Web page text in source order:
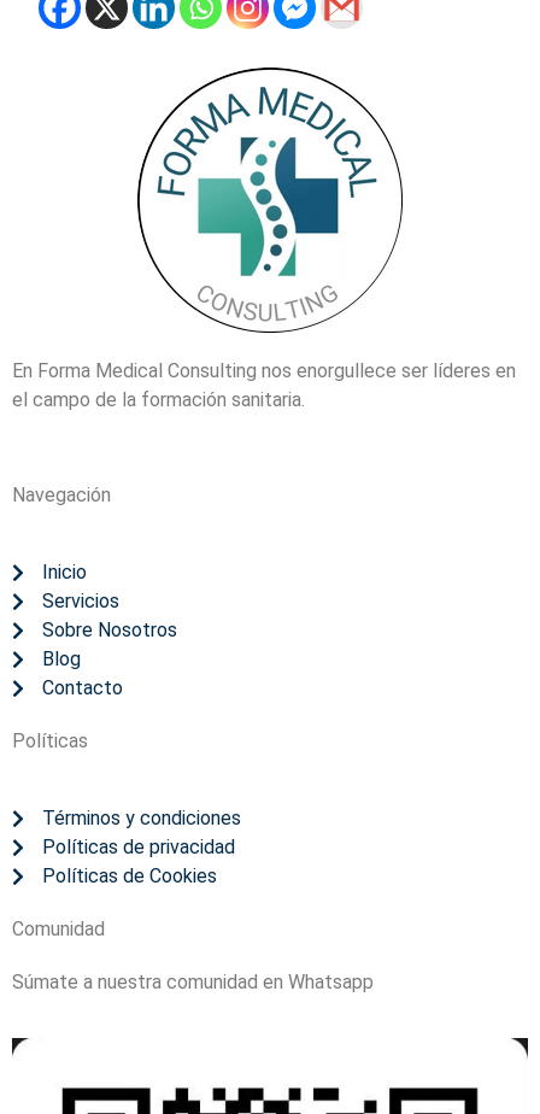
En Forma Medical Consulting nos enorgullece ser líderes en
el campo de la formación sanitaria.
Navegación
Inicio
Servicios
Sobre Nosotros
Blog
Contacto
Políticas
Términos y condiciones
Políticas de privacidad
Políticas de Cookies
Comunidad
Súmate a nuestra comunidad en Whatsapp